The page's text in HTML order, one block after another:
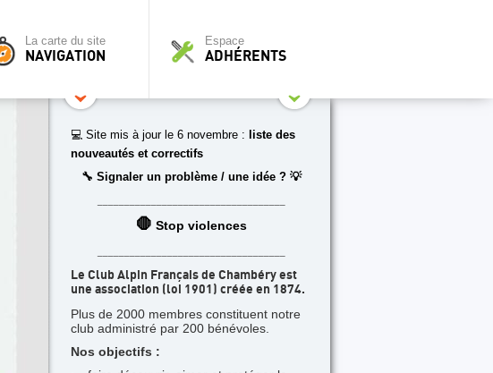
La carte du site
NAVIGATION
Espace
ADHÉRENTS
💻 Site mis à jour le 6 novembre : liste des
nouveautés et correctifs
🔧 Signaler un problème / une idée ? 💡
🛑 Stop violences
Le Club Alpin Français de Chambéry est
une association (loi 1901) créée en 1874.
Plus de 2000 membres constituent notre
club administré par 200 bénévoles.
Nos objectifs :